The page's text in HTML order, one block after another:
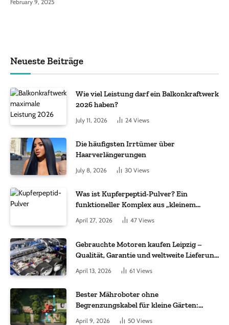
February 9, 2025
Neueste Beiträge
Wie viel Leistung darf ein Balkonkraftwerk
2026 haben?
July 11, 2026 24 Views
Die häufigsten Irrtümer über
Haarverlängerungen
July 8, 2026 30 Views
Was ist Kupferpeptid-Pulver? Ein
funktioneller Komplex aus „kleinem
Molekül + Metall“
April 27, 2026 47 Views
Gebrauchte Motoren kaufen Leipzig –
Qualität, Garantie und weltweite Lieferung
April 13, 2026 61 Views
Bester Mähroboter ohne
Begrenzungskabel für kleine Gärten:
Worauf es bei 200 bis 500 m² wirklich
April 9, 2026 50 Views